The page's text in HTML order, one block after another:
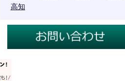
高知